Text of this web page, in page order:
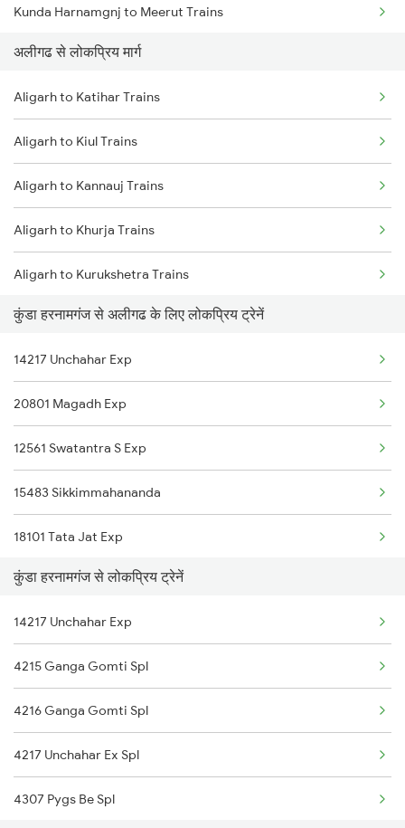
Kunda Harnamgnj to Meerut Trains
Kunda Harnamgnj to New Delhi Trains
Kunda Harnamgnj to Renukoot Trains
Kunda Harnamgnj to Shakti Nagar Trains
Kunda Harnamgnj to Saharanpur Trains
Kunda Harnamgnj to Tundla Trains
अलीगढ से लोकप्रिय मार्ग
Aligarh to Katihar Trains
Aligarh to Kiul Trains
Aligarh to Kannauj Trains
Aligarh to Khurja Trains
Aligarh to Kurukshetra Trains
Aligarh to Kalka Trains
Aligarh to Kishanganj Trains
Aligarh to Kokrajhar Trains
Aligarh to Koderma Trains
Aligarh to Khorason Road Trains
Aligarh to Karnal Trains
Aligarh to Khurdha Trains
Aligarh to Kamakhya Trains
कुंडा हरनामगंज से अलीगढ के लिए लोकप्रिय ट्रेनें
14217 Unchahar Exp
20801 Magadh Exp
12561 Swatantra S Exp
15483 Sikkimmahananda
18101 Tata Jat Exp
20433 Jammu Mail
13051 Netaji Express
12487 Seemanchal Exp
12505 Northeast Exp
14117 Kalindi Express
22431 Sfg Mctm Sup Exp
कुंडा हरनामगंज से लोकप्रिय ट्रेनें
14217 Unchahar Exp
4215 Ganga Gomti Spl
4216 Ganga Gomti Spl
4217 Unchahar Ex Spl
4307 Pygs Be Spl